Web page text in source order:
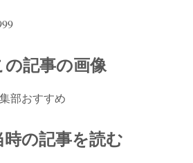
の記事の画像
部おすすめ
時の記事を読む